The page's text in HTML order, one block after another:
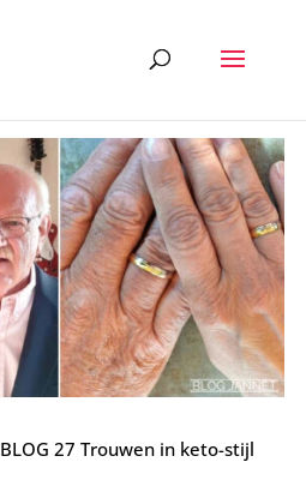
BLOG 27 Trouwen in keto-stijl